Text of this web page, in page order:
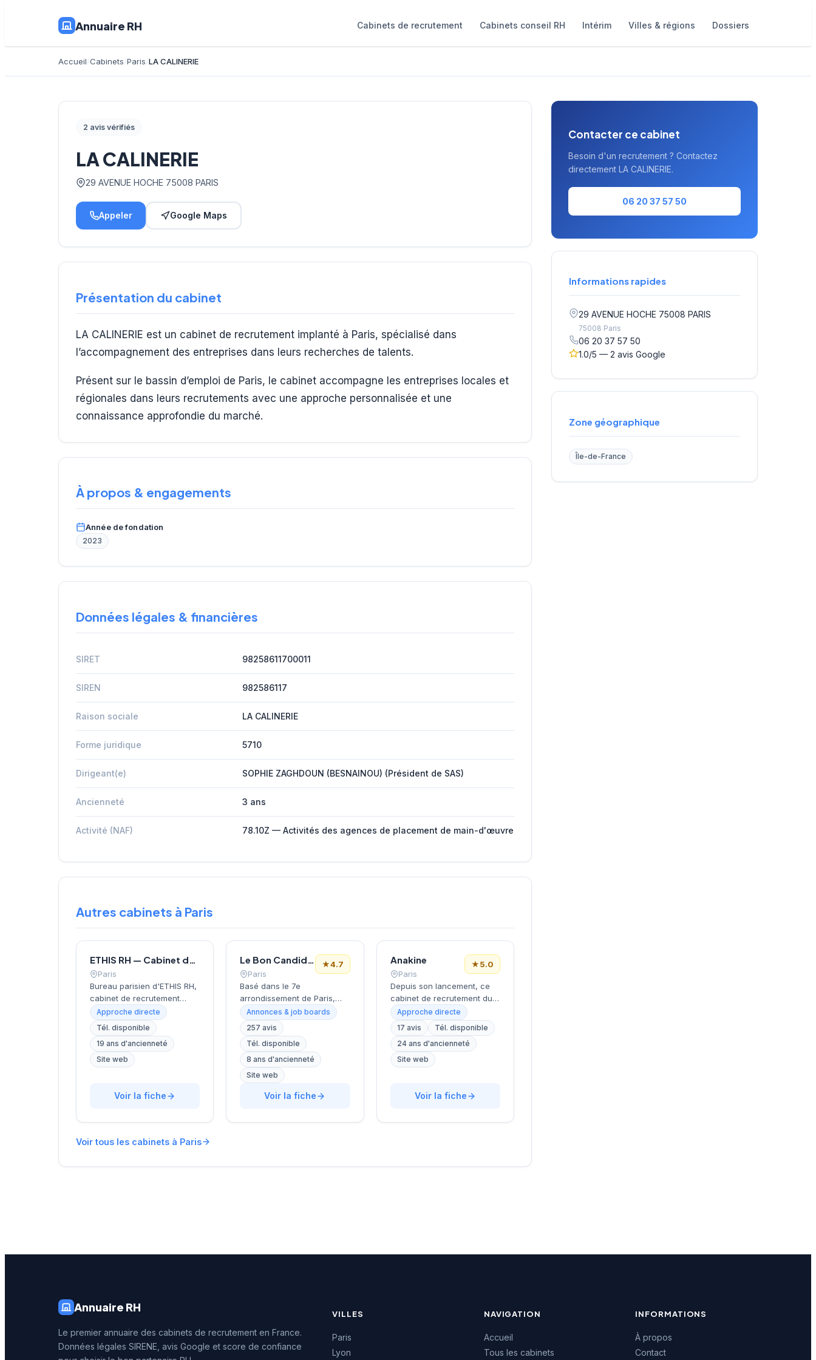
Annuaire RH Cabinets de recrutement Cabinets conseil RH Intérim Villes & régions Dossiers
Accueil Cabinets Paris LA CALINERIE
2 avis vérifiés
LA CALINERIE
29 AVENUE HOCHE 75008 PARIS
Appeler Google Maps
Présentation du cabinet
LA CALINERIE est un cabinet de recrutement implanté à Paris, spécialisé dans
l’accompagnement des entreprises dans leurs recherches de talents.
Présent sur le bassin d’emploi de Paris, le cabinet accompagne les entreprises locales et
régionales dans leurs recrutements avec une approche personnalisée et une
connaissance approfondie du marché.
À propos & engagements
Année de fondation
2023
Données légales & financières
SIRET 98258611700011
SIREN 982586117
Raison sociale LA CALINERIE
Forme juridique 5710
Dirigeant(e) SOPHIE ZAGHDOUN (BESNAINOU) (Président de SAS)
Ancienneté 3 ans
Activité (NAF) 78.10Z — Activités des agences de placement de main-d'œuvre
Autres cabinets à Paris
ETHIS RH — Cabinet de recrutement à Paris
Paris
Bureau parisien d'ETHIS RH,
cabinet de recrutement
fondé en 2007, spécialisé
dans le conseil en
ressources humaines, le
recrutement de cadres et
dirigeants, le coaching et
arrondissement de Paris, à
l'équipe accompagne les
dans leurs recherches de
personnalisée.
Approche directe
Tél. disponible
19 ans d'ancienneté
Site web
Voir la fiche
Le Bon Candidat
Paris
★4.7
Basé dans le 7e
arrondissement de Paris,
près de la Tour Eiffel et des
Invalides, ce cabinet de
recrutement bénéficie d'une
localisation prestigieuse au
cœur de la capitale. Installé
rue de Bellechasse, il
accompagne les entreprises
dans leurs recrutements
personnalisée. La structure
note de 4.7/5 sur plus de
Annonces & job boards
257 avis
Tél. disponible
8 ans d'ancienneté
Site web
Voir la fiche
Anakine
Paris
★5.0
Depuis son lancement, ce
cabinet de recrutement du
9e arrondissement
accompagne les entreprises
dans leurs recherches de
talents, avec une approche
centrée sur les métiers du
quartier Opéra-Grands
développe une expertise
L'équipe intervient tant sur
satisfaction des clients
Approche directe
17 avis
Tél. disponible
24 ans d'ancienneté
Site web
Voir la fiche
Voir tous les cabinets à Paris
Contacter ce cabinet
Besoin d'un recrutement ? Contactez
directement LA CALINERIE.
06 20 37 57 50
Informations rapides
29 AVENUE HOCHE 75008 PARIS
75008 Paris
06 20 37 57 50
1.0/5 — 2 avis Google
Zone géographique
Île-de-France
Annuaire RH
Le premier annuaire des cabinets de recrutement en France.
Données légales SIRENE, avis Google et score de confiance
VILLES
Paris
Lyon
NAVIGATION
Accueil
Tous les cabinets
INFORMATIONS
À propos
Contact